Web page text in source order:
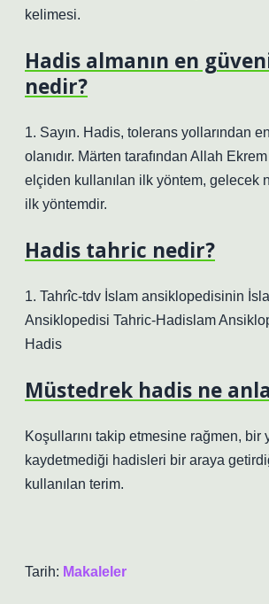
kelimesi.
Hadis almanın en
nedir?
1. Sayın. Hadis, tolerans yollarından
olanıdır. Märten tarafından Allah
elçiden kullanılan ilk yöntem, gelecek
ilk yöntemdir.
Hadis tahric nedir?
1. Tahrîc-tdv İslam ansiklopedisinin
Ansiklopedisi Tahric-Hadislam
Hadis
Müstedrek hadis ne
Koşullarını takip etmesine rağmen, bir
kaydetmediği hadisleri bir araya
kullanılan terim.
Tarih: Makaleler